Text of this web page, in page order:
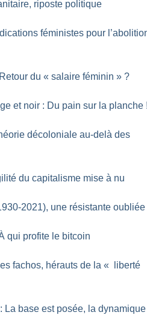
riposte politique
féministes pour
du « salaire féminin » ?
et noir : Du pain sur la planche
décoloniale au-delà des
du capitalisme mise à nu
2021), une résistante oubliée
qui profite le bitcoin
fachos, hérauts de la «
liberté
La base est posée, la dynamique